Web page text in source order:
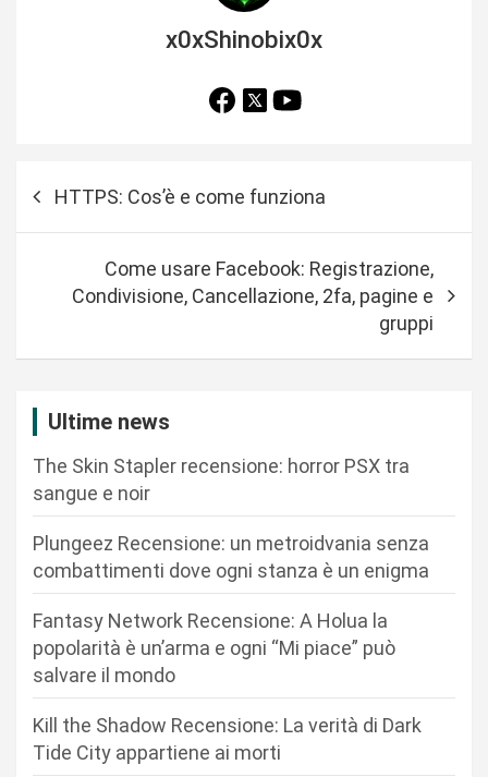
x0xShinobix0x
a
HTTPS: Cos’è e come funziona
Come usare Facebook: Registrazione,
Condivisione, Cancellazione, 2fa, pagine e
gruppi
Ultime news
The Skin Stapler recensione: horror PSX tra
sangue e noir
Plungeez Recensione: un metroidvania senza
combattimenti dove ogni stanza è un enigma
Fantasy Network Recensione: A Holua la
popolarità è un’arma e ogni “Mi piace” può
salvare il mondo
Kill the Shadow Recensione: La verità di Dark
Tide City appartiene ai morti